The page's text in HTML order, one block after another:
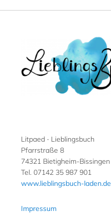
Litpaed ∙ Lieblingsbuch
Pfarrstraße 8
74321 Bietigheim-Bissingen
Tel. 07142 35 987 901
www.lieblingsbuch-laden.de
Impressum